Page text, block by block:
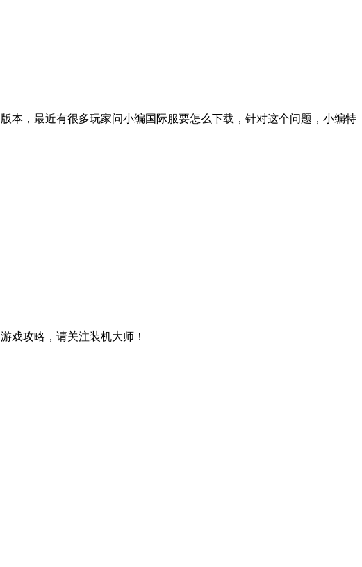
本，最近有很多玩家问小编国际服要怎么下载，针对这个问题，小编特
戏攻略，请关注装机大师！